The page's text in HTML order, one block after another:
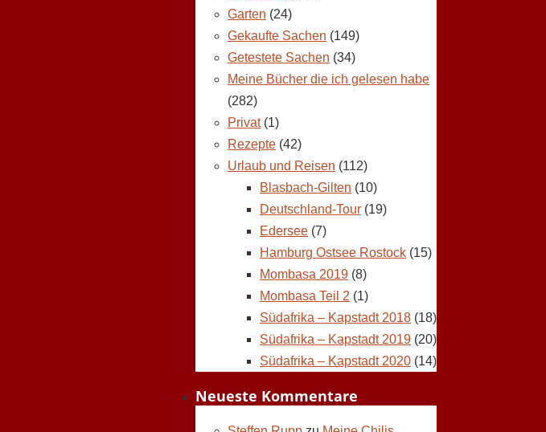
Garten (24)
Gekaufte Sachen (149)
Getestete Sachen (34)
Meine Bücher die ich gelesen habe
(282)
Privat(1)
Rezepte (42)
Urlaub und Reisen (112)
Blasbach-Gilten (10)
Deutschland-Tour (19)
Edersee (7)
Hamburg Ostsee Rostock (15)
Mombasa 2019 (8)
Mombasa Teil 2 (1)
Südafrika – Kapstadt 2018 (18)
Südafrika – Kapstadt 2019 (20)
Südafrika – Kapstadt 2020 (14)
Neueste Kommentare